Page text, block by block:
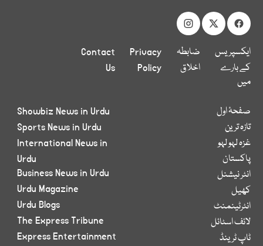
ایکسپریس
کے بارے
میں
ضابطہ
اخلاق
Privacy
Policy
Contact
Us
صفحۂ اول
تازہ ترین
غزہ لہو لہو
پاکستان
انٹر نیشنل
کھیل
انٹرٹینمنٹ
لائف اسٹائل
ٹاپ ٹرینڈ
Showbiz News in Urdu
Sports News in Urdu
International News in
Urdu
Business News in Urdu
Urdu Magazine
Urdu Blogs
The Express Tribune
Express Entertainment